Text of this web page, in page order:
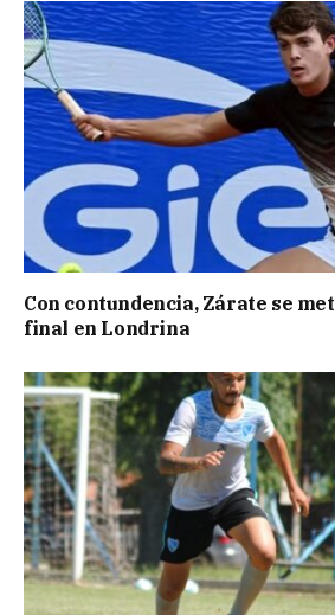
Con contundencia, Zárate se
final en Londrina